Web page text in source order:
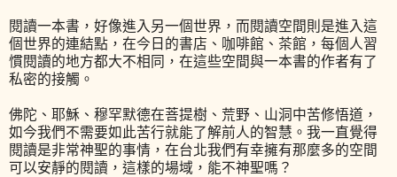
閱讀一本書，好像進入另一個世界，而閱讀空間則是進入這
個世界的連結點，在今日的書店、咖啡館、茶館，每個人習
慣閱讀的地方都大不相同，在這些空間與一本書的作者有了
私密的接觸。
佛陀、耶穌、穆罕默德在菩提樹、荒野、山洞中苦修悟道，
如今我們不需要如此苦行就能了解前人的智慧。我一直覺得
閱讀是非常神聖的事情，在台北我們有幸擁有那麼多的空間
可以安靜的閱讀，這樣的場域，能不神聖嗎？